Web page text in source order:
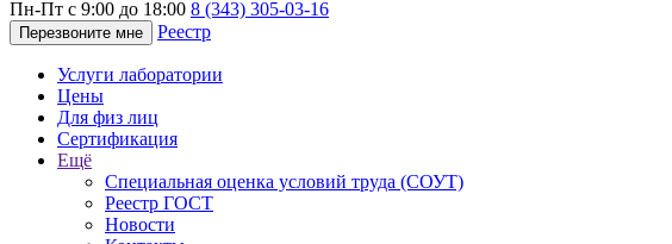
Пн-Пт с 9:00 до 18:00 8 (343) 305-03-16
Перезвоните мне Реестр
Услуги лаборатории
Цены
Для физ лиц
Сертификация
Ещё
Специальная оценка условий труда (СОУТ)
Реестр ГОСТ
Новости